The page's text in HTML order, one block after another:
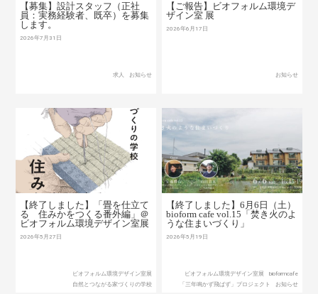
【募集】設計スタッフ（正社
員：実務経験者、既卒）を募集
します。
2026年7月31日
求人 お知らせ
【ご報告】ビオフォルム環境デ
ザイン室 展
2026年6月17日
お知らせ
【終了しました】「畳を仕立て
る 住みかをつくる番外編」＠
ビオフォルム環境デザイン室展
2026年5月27日
ビオフォルム環境デザイン室展
自然とつながる家づくりの学校
【終了しました】6月6日（土）
bioform cafe vol.15「焚き火のよ
うな住まいづくり」
2026年5月19日
ビオフォルム環境デザイン室展
bioformcafe
「三年鳴かず飛ばず」プロジェクト
お知らせ